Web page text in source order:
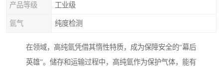
产品等级 工业级
氩气 纯度检测
在领域，高纯氩凭借其惰性特质，成为保障安全的“幕后
英雄”。储存和运输过程中，高纯氩作为保护气体，能有